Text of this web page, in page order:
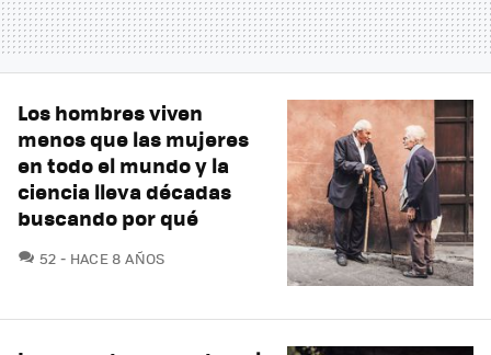
Los hombres viven
menos que las mujeres
en todo el mundo y la
ciencia lleva décadas
buscando por qué
52 COMENTARIOS
HACE 8 AÑOS